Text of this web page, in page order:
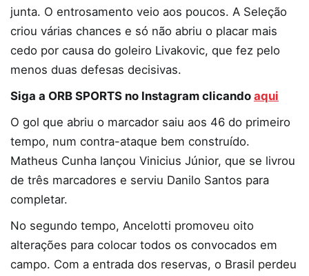
junta. O entrosamento veio aos poucos. A Seleção
criou várias chances e só não abriu o placar mais
cedo por causa do goleiro Livakovic, que fez pelo
menos duas defesas decisivas.
Siga a ORB SPORTS no Instagram clicando aqui
O gol que abriu o marcador saiu aos 46 do primeiro
tempo, num contra-ataque bem construído.
Matheus Cunha lançou Vinicius Júnior, que se livrou
de três marcadores e serviu Danilo Santos para
completar.
No segundo tempo, Ancelotti promoveu oito
alterações para colocar todos os convocados em
campo. Com a entrada dos reservas, o Brasil perdeu